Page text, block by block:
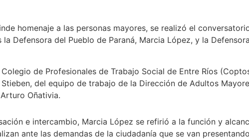
homenaje a las personas mayores, se realizó el
Defensora del Pueblo de Paraná, Marcia López, y la
de Profesionales de Trabajo Social de Entre Ríos
del equipo de trabajo de la Dirección de Adultos
Oñativia.
e intercambio, Marcia López se refirió a la función y
ante las demandas de la ciudadanía que se van